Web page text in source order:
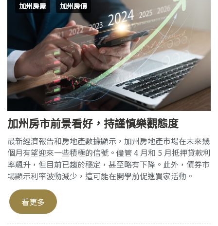
加州房屋
加州房價
加州房市前景看好，持謹慎樂觀態度
最新經濟報告和房地產數據顯示，加州房地產市場在未來幾
個月有望迎來一些積極的信號。儘管 4 月和 5 月抵押貸款利
率飆升，但目前已趨於穩定，甚至略有下降。此外，債券市
場顯示利率波動減少，這可能在開學前促進買家活動。
看更多